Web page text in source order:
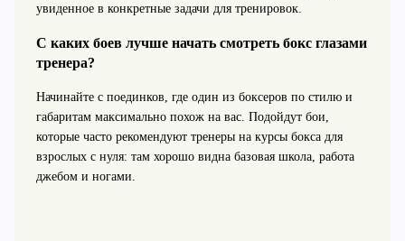
увиденное в конкретные задачи для тренировок.
С каких боев лучше начать смотреть бокс глазами
тренера?
Начинайте с поединков, где один из боксеров по стилю и
габаритам максимально похож на вас. Подойдут бои,
которые часто рекомендуют тренеры на курсы бокса для
взрослых с нуля: там хорошо видна базовая школа, работа
джебом и ногами.